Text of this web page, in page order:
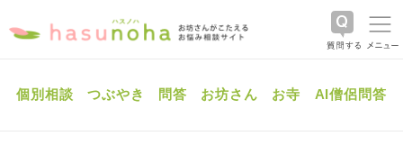
個別相談 つぶやき 問答 お坊さん お寺 AI僧侶問答